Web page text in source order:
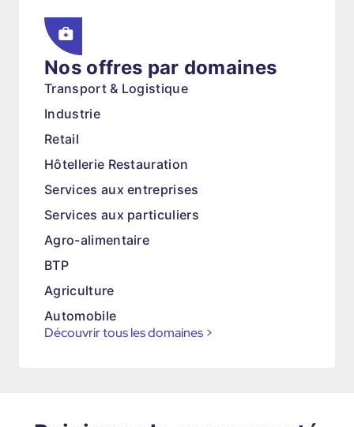
Nos offres par domaines
Transport & Logistique
Industrie
Retail
Hôtellerie Restauration
Services aux entreprises
Services aux particuliers
Agro-alimentaire
BTP
Agriculture
Automobile
Découvrir tous les domaines >